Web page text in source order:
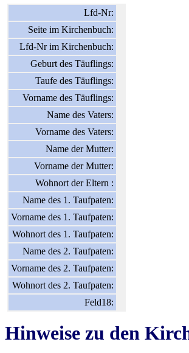
Lfd-Nr:
Seite im Kirchenbuch:
Lfd-Nr im Kirchenbuch:
Geburt des Täuflings:
Taufe des Täuflings:
Vorname des Täuflings:
Name des Vaters:
Vorname des Vaters:
Name der Mutter:
Vorname der Mutter:
Wohnort der Eltern :
Name des 1. Taufpaten:
Vorname des 1. Taufpaten:
Wohnort des 1. Taufpaten:
Name des 2. Taufpaten:
Vorname des 2. Taufpaten:
Wohnort des 2. Taufpaten:
Feld18:
Hinweise zu den